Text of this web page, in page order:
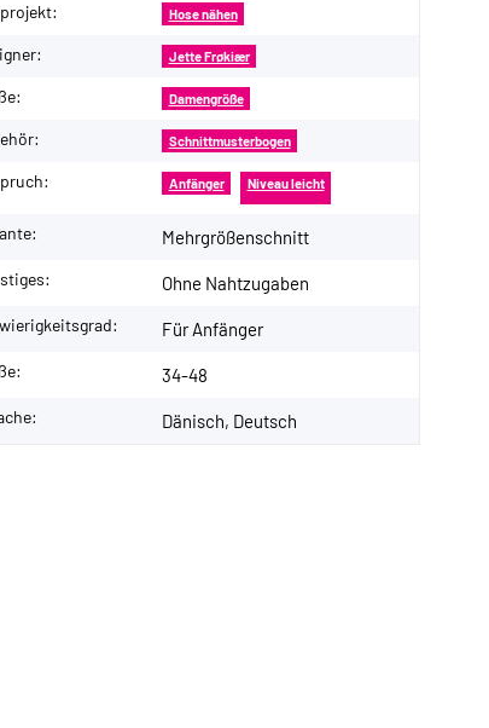
Hose nähen
Jette Frøkiær
Damengröße
Schnittmusterbogen
Anfänger Niveau leicht
Mehrgrößenschnitt
Ohne Nahtzugaben
Für Anfänger
34-48
Dänisch, Deutsch